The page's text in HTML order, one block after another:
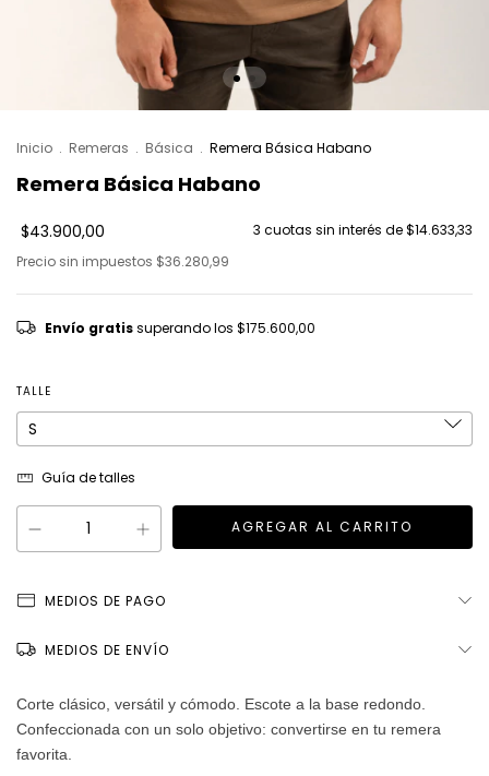
Inicio . Remeras . Básica . Remera Básica Habano
Remera Básica Habano
$43.900,00 3 cuotas sin interés de$14.633,33
Precio sin impuestos $36.280,99
Envío gratis superando los $175.600,00
TALLE
Guía de talles
MEDIOS DE PAGO
MEDIOS DE ENVÍO
Corte clásico, versátil y cómodo. Escote a la base redondo.
Confeccionada con un solo objetivo: convertirse en tu remera
favorita.